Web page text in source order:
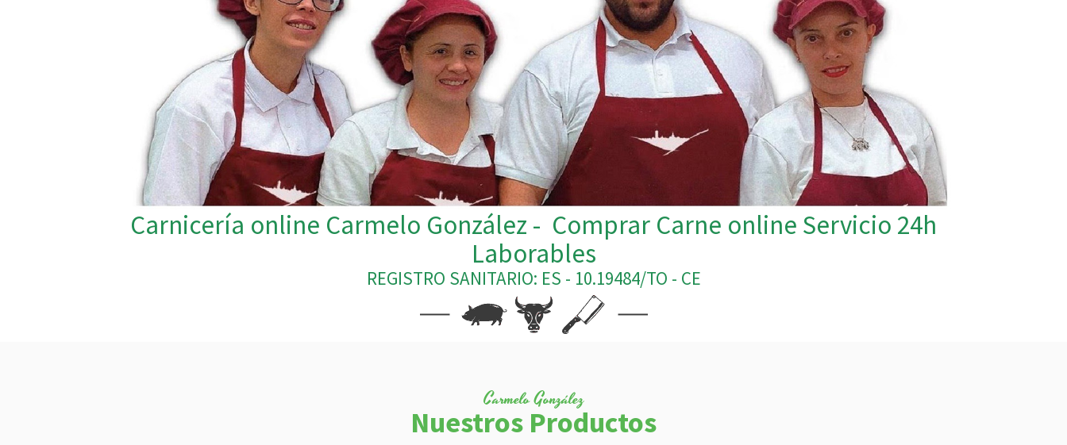
Carnicería online Carmelo González - Comprar Carne online Servicio 24h
Laborables
REGISTRO SANITARIO: ES - 10.19484/TO - CE
Carmelo González
Nuestros Productos